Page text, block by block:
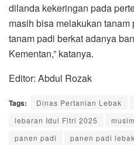
dilanda kekeringan pada
masih bisa melakukan
tanam padi berkat adanya
Kementan,” katanya.
Editor: Abdul Rozak
Tags: Dinas Pertanian Lebak
lebaran Idul Fitri 2025
panen padi
panen padi lebak